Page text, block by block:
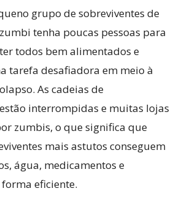
grupo de sobreviventes de
tenha poucas pessoas para
todos bem alimentados e
tarefa desafiadora em meio à
As cadeias de
interrompidas e muitas lojas
zumbis, o que significa que
mais astutos conseguem
água, medicamentos e
eficiente.